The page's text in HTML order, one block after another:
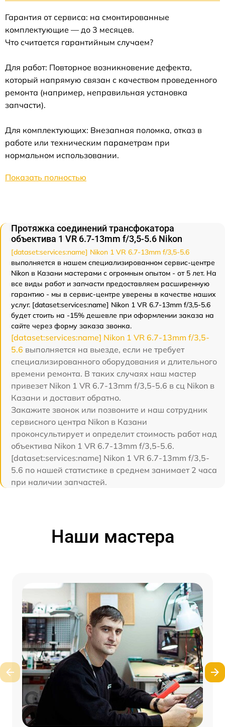
Гарантия от сервиса: на смонтированные
комплектующие — до 3 месяцев.
Что считается гарантийным случаем?
Для работ: Повторное возникновение дефекта,
который напрямую связан с качеством проведенного
ремонта (например, неправильная установка
запчасти).
Для комплектующих: Внезапная поломка, отказ в
работе или техническим параметрам при
нормальном использовании.
Показать полностью
Протяжка соединений трансфокатора
объектива 1 VR 6.7-13mm f/3,5-5.6 Nikon
[dataset:services:name] Nikon 1 VR 6.7-13mm f/3,5-5.6
выполняется в нашем специализированном сервис-центре
Nikon в Казани мастерами с огромным опытом - от 5 лет. На
все виды работ и запчасти предоставляем расширенную
гарантию - мы в сервис-центре уверены в качестве наших
услуг. [dataset:services:name] Nikon 1 VR 6.7-13mm f/3,5-5.6
будет стоить на -15% дешевле при оформлении заказа на
сайте через форму заказа звонка.
[dataset:services:name] Nikon 1 VR 6.7-13mm f/3,5-
5.6 выполняется на выезде, если не требует
специализированного оборудования и длительного
времени ремонта. В таких случаях наш мастер
привезет Nikon 1 VR 6.7-13mm f/3,5-5.6 в сц Nikon в
Казани и доставит обратно.
Закажите звонок или позвоните и наш сотрудник
сервисного центра Nikon в Казани
проконсультирует и определит стоимость работ над
объектива Nikon 1 VR 6.7-13mm f/3,5-5.6.
[dataset:services:name] Nikon 1 VR 6.7-13mm f/3,5-
5.6 по нашей статистике в среднем занимает 2 часа
при наличии запчастей.
Наши мастера